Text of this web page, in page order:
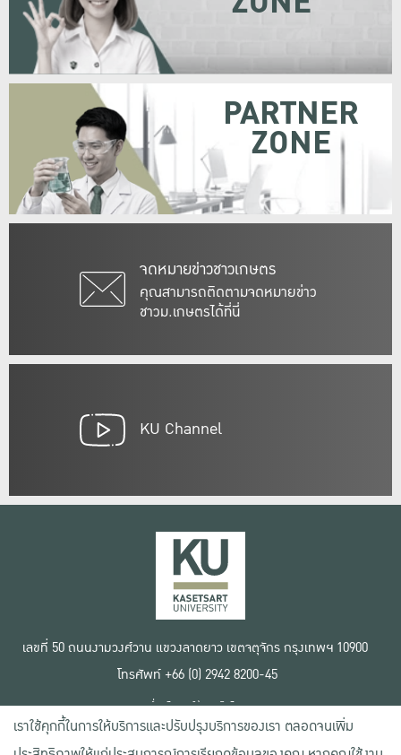
จดหมายข่าวชาวเกษตร
คุณสามารถติดตามจดหมายข่าว
ชาวม.เกษตรได้ที่นี่
PARTNER
ZONE
KU Channel
เลขที่ 50 ถนนงามวงศ์วาน แขวงลาดยาว เขตจตุจักร กรุงเทพฯ 10900
โทรศัพท์ +66 (0) 2942 8200-45
เงื่อนไขการใช้งานเว็บไซต์
ข้อตกลงด้านสิทธิ์ใช้งาน
นโยบายความเป็นส่วนตัว
เราใช้คุกกี้ในการให้บริการและปรับปรุงบริการของเรา ตลอดจนเพิ่ม